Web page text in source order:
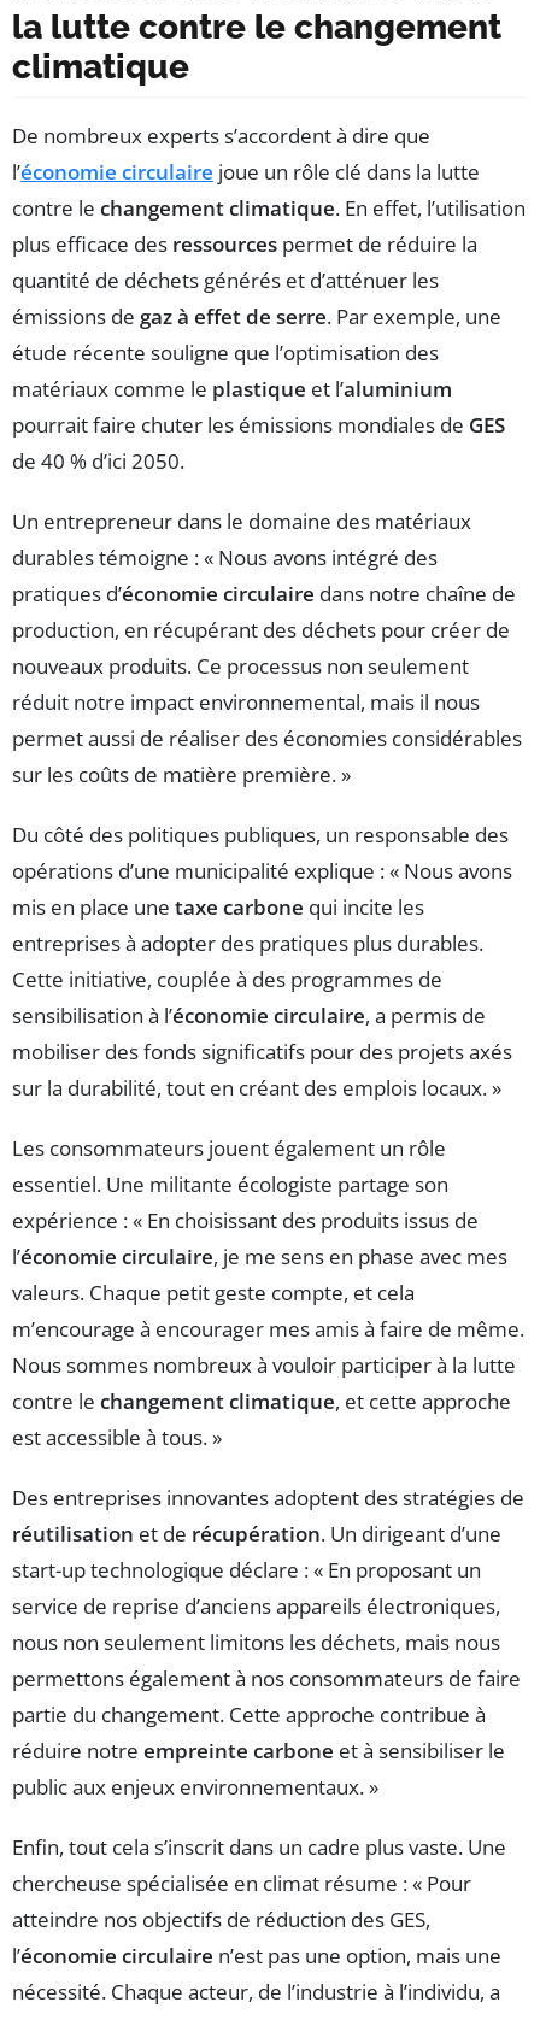
la lutte contre le changement
climatique
De nombreux experts s’accordent à dire que
l’économie circulaire joue un rôle clé dans la lutte
contre le changement climatique. En effet, l’utilisation
plus efficace des ressources permet de réduire la
quantité de déchets générés et d’atténuer les
émissions de gaz à effet de serre. Par exemple, une
étude récente souligne que l’optimisation des
matériaux comme le plastique et l’aluminium
pourrait faire chuter les émissions mondiales de GES
de 40 % d’ici 2050.
Un entrepreneur dans le domaine des matériaux
durables témoigne : « Nous avons intégré des
pratiques d’économie circulaire dans notre chaîne de
production, en récupérant des déchets pour créer de
nouveaux produits. Ce processus non seulement
réduit notre impact environnemental, mais il nous
permet aussi de réaliser des économies considérables
sur les coûts de matière première. »
Du côté des politiques publiques, un responsable des
opérations d’une municipalité explique : « Nous avons
mis en place une taxe carbone qui incite les
entreprises à adopter des pratiques plus durables.
Cette initiative, couplée à des programmes de
sensibilisation à l’économie circulaire, a permis de
mobiliser des fonds significatifs pour des projets axés
sur la durabilité, tout en créant des emplois locaux. »
Les consommateurs jouent également un rôle
essentiel. Une militante écologiste partage son
expérience : « En choisissant des produits issus de
l’économie circulaire, je me sens en phase avec mes
valeurs. Chaque petit geste compte, et cela
m’encourage à encourager mes amis à faire de même.
Nous sommes nombreux à vouloir participer à la lutte
contre le changement climatique, et cette approche
est accessible à tous. »
Des entreprises innovantes adoptent des stratégies de
réutilisation et de récupération. Un dirigeant d’une
start-up technologique déclare : « En proposant un
service de reprise d’anciens appareils électroniques,
nous non seulement limitons les déchets, mais nous
permettons également à nos consommateurs de faire
partie du changement. Cette approche contribue à
réduire notre empreinte carbone et à sensibiliser le
public aux enjeux environnementaux. »
Enfin, tout cela s’inscrit dans un cadre plus vaste. Une
chercheuse spécialisée en climat résume : « Pour
atteindre nos objectifs de réduction des GES,
l’économie circulaire n’est pas une option, mais une
nécessité. Chaque acteur, de l’industrie à l’individu, a